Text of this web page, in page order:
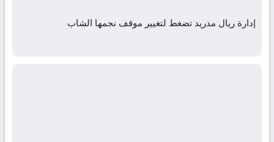
إدارة ريال مدريد تضغط لتغيير موقف نجمها الشاب